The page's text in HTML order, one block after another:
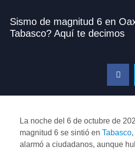
Sismo de magnitud 6 en
Tabasco? Aquí te decimos
La noche del 6 de octubre de
magnitud 6 se sintió en Tabasco
alarmó a ciudadanos, aunque